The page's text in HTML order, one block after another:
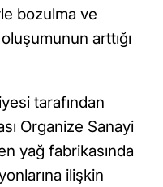
bozulma ve
arttığı
tarafından
Organize Sanayi
yağ fabrikasında
ilişkin